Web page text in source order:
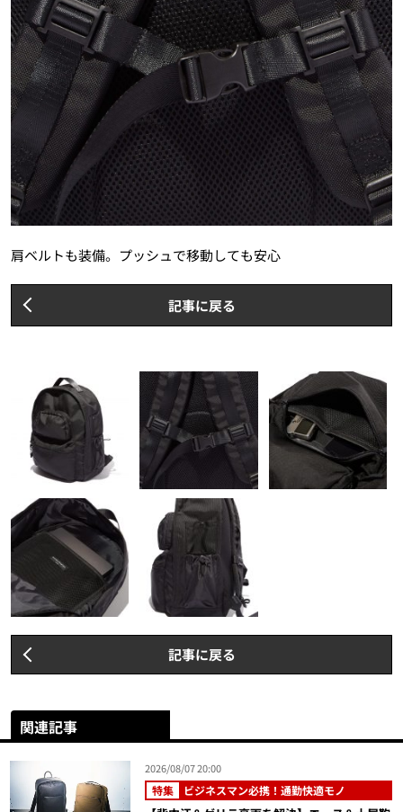
肩ベルトも装備。プッシュで移動しても安心
記事に戻る
記事に戻る
関連記事
2026/08/07 20:00
特集 ビジネスマン必携！通勤快適モノ